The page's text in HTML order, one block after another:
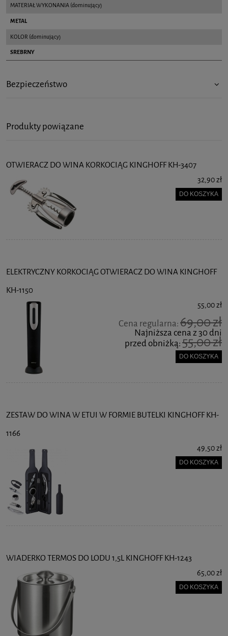
MATERIAŁ WYKONANIA (dominujący)
METAL
KOLOR (dominujący)
SREBRNY
Bezpieczeństwo
Produkty powiązane
OTWIERACZ DO WINA KORKOCIĄG KINGHOFF KH-3407
32,90 zł
DO KOSZYKA
ELEKTRYCZNY KORKOCIĄG OTWIERACZ DO WINA KINGHOFF
KH-1150
55,00 zł
Cena regularna:69,00 zł
Najniższa cena z 30 dni
przed obniżką:55,00 zł
DO KOSZYKA
ZESTAW DO WINA W ETUI W FORMIE BUTELKI KINGHOFF KH-
1166
49,50 zł
DO KOSZYKA
WIADERKO TERMOS DO LODU 1,5L KINGHOFF KH-1243
65,00 zł
DO KOSZYKA